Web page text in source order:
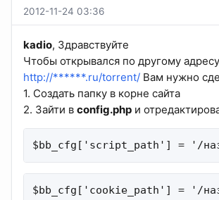
2012-11-24 03:36
kadio, Здравствуйте
Чтобы открывался по другому адресу
http://******.ru/torrent/ Вам нужно
1. Создать папку в корне сайта
2. Зайти в config.php и
$bb_cfg['script_path'] = '/
$bb_cfg['cookie_path'] = '/